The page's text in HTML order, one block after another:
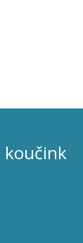
koučink